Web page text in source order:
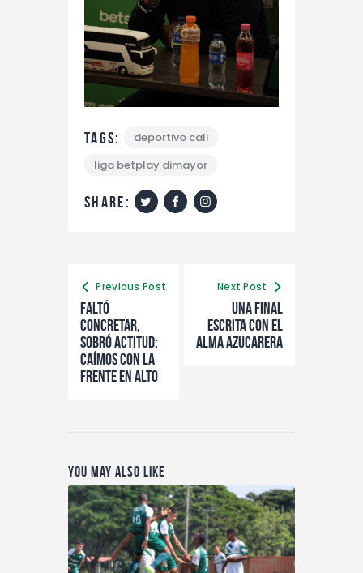
Tags:
deportivo cali
liga betplay dimayor
share:
Previous Post
Faltó
concretar,
sobró actitud:
caímos con la
frente en alto
Next Post
Una Final
escrita con el
alma Azucarera
You May Also Like